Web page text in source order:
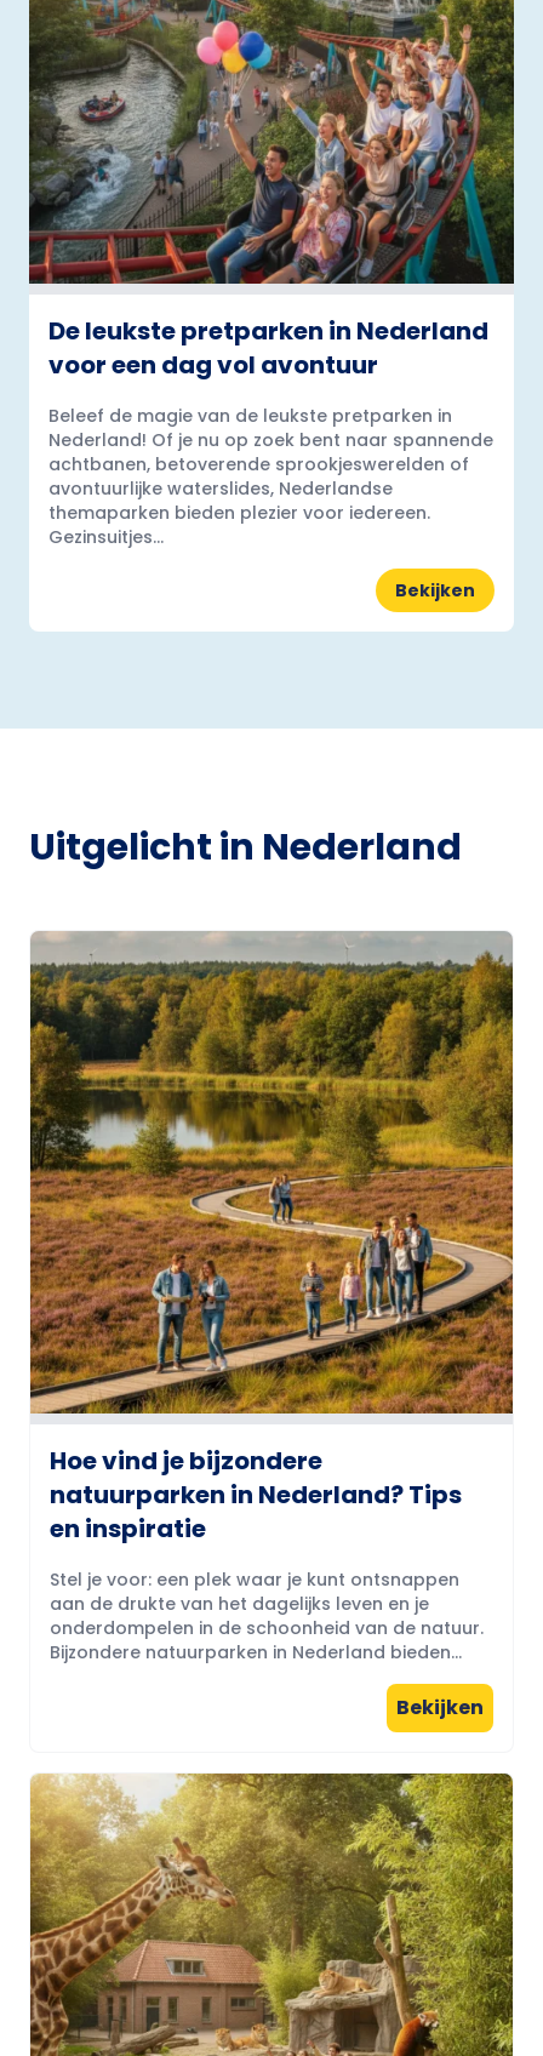
De leukste pretparken in Nederland
voor een dag vol avontuur
Beleef de magie van de leukste pretparken in
Nederland! Of je nu op zoek bent naar spannende
achtbanen, betoverende sprookjeswerelden of
avontuurlijke waterslides, Nederlandse
themaparken bieden plezier voor iedereen.
Gezinsuitjes...
Bekijken
Uitgelicht in Nederland
Hoe vind je bijzondere
natuurparken in Nederland? Tips
en inspiratie
Stel je voor: een plek waar je kunt ontsnappen
aan de drukte van het dagelijks leven en je
onderdompelen in de schoonheid van de natuur.
Bijzondere natuurparken in Nederland bieden...
Bekijken